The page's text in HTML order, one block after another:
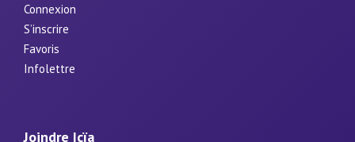
Connexion
S’inscrire
Favoris
Infolettre
Joindre Icïa